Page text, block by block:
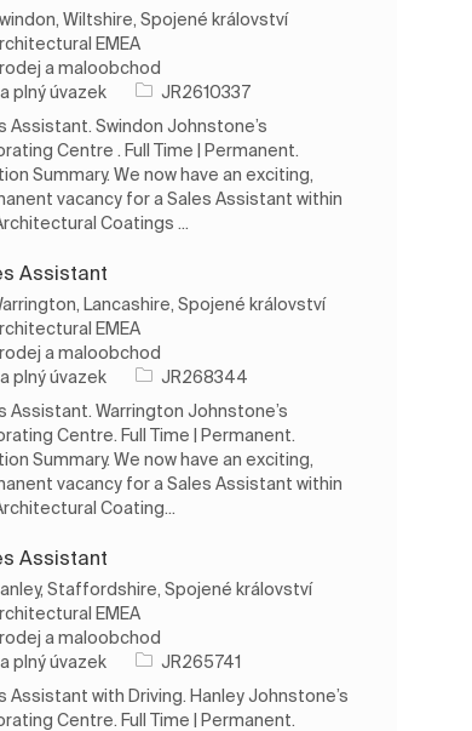
Wiltshire, Spojené království
EMEA
a maloobchod
plný úvazek ID úlohy
JR2610337
Assistant. Swindon Johnstone’s
Centre . Full Time | Permanent.
Summary. We now have an exciting,
vacancy for a Sales Assistant within
Coatings ...
Assistant
Lancashire, Spojené království
EMEA
a maloobchod
plný úvazek ID úlohy
JR268344
Assistant. Warrington Johnstone’s
Centre. Full Time | Permanent.
Summary. We now have an exciting,
vacancy for a Sales Assistant within
Coating...
Assistant
Staffordshire, Spojené království
EMEA
a maloobchod
plný úvazek ID úlohy
JR265741
Assistant with Driving. Hanley Johnstone’s
Centre. Full Time | Permanent.